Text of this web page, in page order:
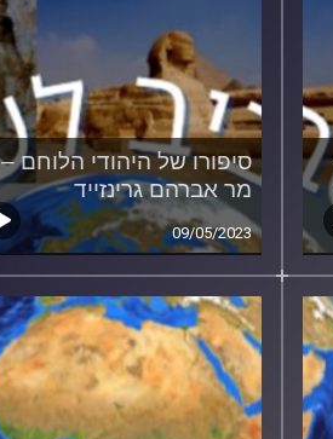
סיפורו של היהודי הלוחם –
מר אברהם גרינזייד
09/05/2023